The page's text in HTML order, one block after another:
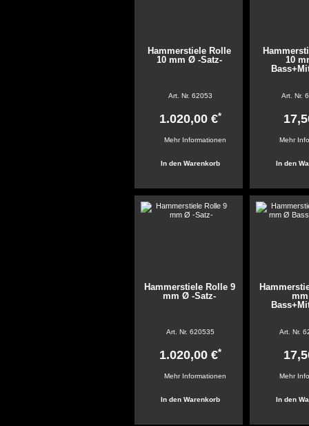
Hammerstiele Rolle
10 mm Ø -Satz-
Art. Nr. 62053
1.020,00 €*
Mehr Informationen
10
Art. Nr.
Mehr
Hammerstiele Rolle 9
mm Ø -Satz-
Art. Nr. 620535
1.020,00 €*
Mehr Informationen
Art. Nr.
Mehr